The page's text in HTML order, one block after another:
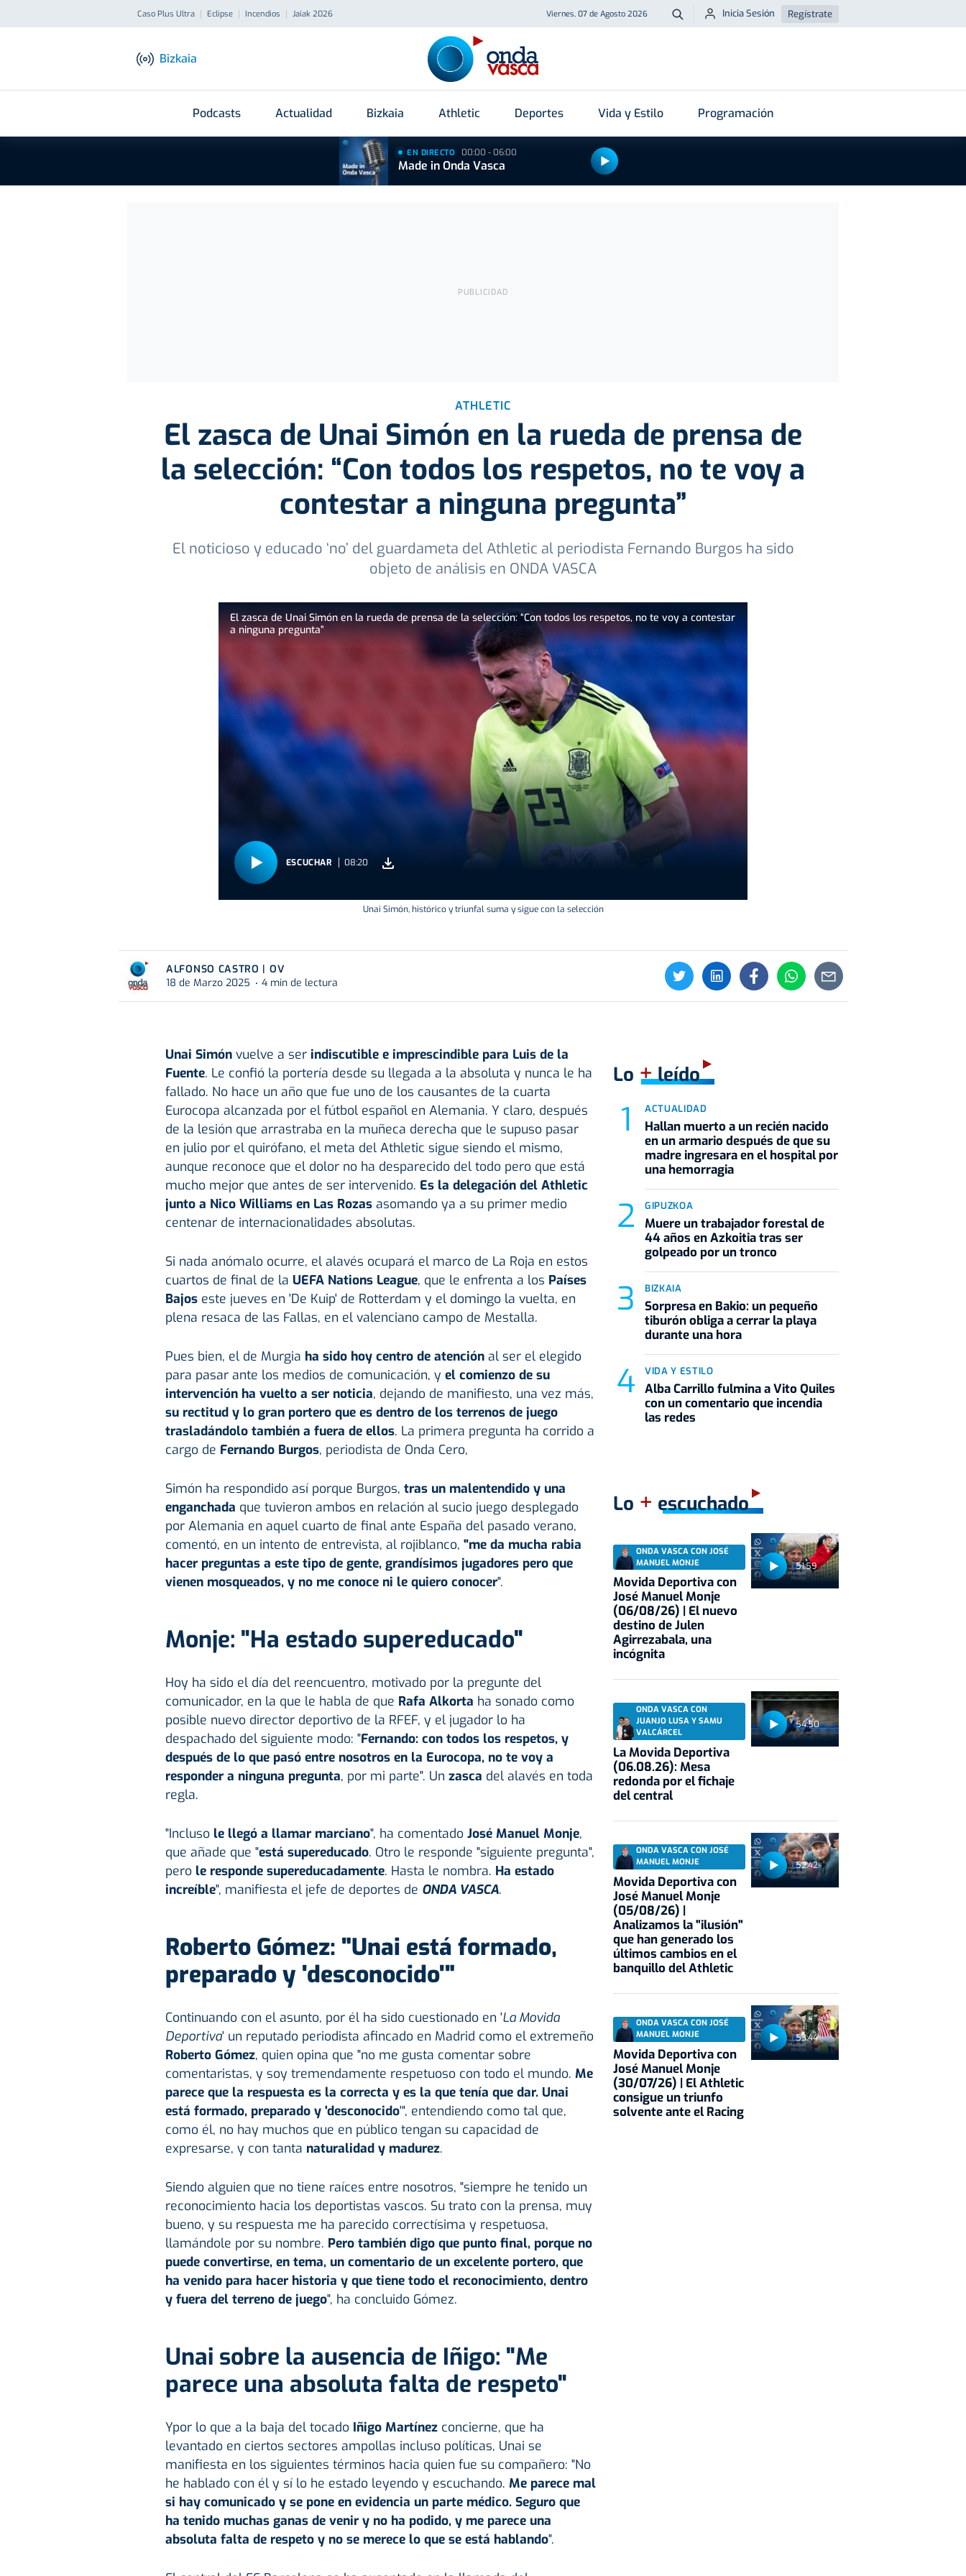
Caso Plus Ultra Eclipse Incendios Jaiak 2026 Viernes, 07 de Agosto 2026 Buscar
Inicia Sesión Regístrate
Bizkaia
Podcasts Actualidad Bizkaia Athletic Deportes Vida y Estilo Programación
EN DIRECTO 00:00 - 06:00
Made in Onda Vasca
ATHLETIC
El zasca de Unai Simón en la rueda de prensa de
la selección: “Con todos los respetos, no te voy a
contestar a ninguna pregunta”
El noticioso y educado ‘no’ del guardameta del Athletic al periodista Fernando Burgos ha sido
objeto de análisis en ONDA VASCA
El zasca de Unai Simón en la rueda de prensa de la selección: “Con todos los respetos, no te voy a contestar
a ninguna pregunta”
ESCUCHAR 08:20
Unai Simón, histórico y triunfal suma y sigue con la selección
ALFONSO CASTRO | OV
18 de Marzo 2025
4 min de lectura
Unai Simónvuelve a ser indiscutible e imprescindible para Luis de la
Fuente. Le confió la portería desde su llegada a la absoluta y nunca le ha
fallado. No hace un año que fue uno de los causantes de la cuarta
Eurocopa alcanzada por el fútbol español en Alemania. Y claro, después
de la lesión que arrastraba en la muñeca derecha que le supuso pasar
en julio por el quirófano, el meta del Athletic sigue siendo el mismo,
aunque reconoce que el dolor no ha desparecido del todo pero que está
mucho mejor que antes de ser intervenido. Es la delegación del Athletic
junto a Nico Williams en Las Rozasasomando ya a su primer medio
centenar de internacionalidades absolutas.
Si nada anómalo ocurre, el alavés ocupará el marco de La Roja en estos
cuartos de final de la UEFA Nations League, que le enfrenta a los Países
Bajoseste jueves en 'De Kuip' de Rotterdam y el domingo la vuelta, en
plena resaca de las Fallas, en el valenciano campo de Mestalla.
Pues bien, el de Murgia ha sido hoy centro de atenciónal ser el elegido
para pasar ante los medios de comunicación, y el comienzo de su
intervención ha vuelto a ser noticia, dejando de manifiesto, una vez más,
su rectitud y lo gran portero que es dentro de los terrenos de juego
trasladándolo también a fuera de ellos. La primera pregunta ha corrido a
cargo de Fernando Burgos, periodista de Onda Cero,
Simón ha respondido así porque Burgos, tras un malentendido y una
enganchada que tuvieron ambos en relación al sucio juego desplegado
por Alemania en aquel cuarto de final ante España del pasado verano,
comentó, en un intento de entrevista, al rojiblanco, "me da mucha rabia
hacer preguntas a este tipo de gente, grandísimos jugadores pero que
vienen mosqueados, y no me conoce ni le quiero conocer".
Monje: "Ha estado supereducado"
Hoy ha sido el día del reencuentro, motivado por la pregunte del
comunicador, en la que le habla de que Rafa Alkorta ha sonado como
posible nuevo director deportivo de la RFEF, y el jugador lo ha
despachado del siguiente modo: "Fernando: con todos los respetos, y
después de lo que pasó entre nosotros en la Eurocopa, no te voy a
responder a ninguna pregunta, por mi parte". Un zasca del alavés en toda
regla.
"Incluso le llegó a llamar marciano", ha comentado José Manuel Monje,
que añade que "está supereducado. Otro le responde "siguiente pregunta",
pero le responde supereducadamente. Hasta le nombra. Ha estado
increíble", manifiesta el jefe de deportes de ONDA VASCA.
Roberto Gómez: "Unai está formado,
preparado y 'desconocido'"
Continuando con el asunto, por él ha sido cuestionado en 'La Movida
Deportiva' un reputado periodista afincado en Madrid como el extremeño
Roberto Gómez, quien opina que "no me gusta comentar sobre
comentaristas, y soy tremendamente respetuoso con todo el mundo. Me
parece que la respuesta es la correcta y es la que tenía que dar. Unai
está formado, preparado y 'desconocido'", entendiendo como tal que,
como él, no hay muchos que en público tengan su capacidad de
expresarse, y con tanta naturalidad y madurez.
Siendo alguien que no tiene raíces entre nosotros, "siempre he tenido un
reconocimiento hacia los deportistas vascos. Su trato con la prensa, muy
bueno, y su respuesta me ha parecido correctísima y respetuosa,
llamándole por su nombre. Pero también digo que punto final, porque no
puede convertirse, en tema, un comentario de un excelente portero, que
ha venido para hacer historia y que tiene todo el reconocimiento, dentro
y fuera del terreno de juego", ha concluido Gómez.
Unai sobre la ausencia de Iñigo: "Me
parece una absoluta falta de respeto"
Ypor lo que a la baja del tocado Iñigo Martínezconcierne, que ha
levantado en ciertos sectores ampollas incluso políticas, Unai se
manifiesta en los siguientes términos hacia quien fue su compañero: "No
he hablado con él y sí lo he estado leyendo y escuchando. Me parece mal
si hay comunicado y se pone en evidencia un parte médico. Seguro que
ha tenido muchas ganas de venir y no ha podido, y me parece una
absoluta falta de respeto y no se merece lo que se está hablando".
Lo +leído
ACTUALIDAD
Hallan muerto a un recién nacido
en un armario después de que su
madre ingresara en el hospital por
una hemorragia
GIPUZKOA
Muere un trabajador forestal de
44 años en Azkoitia tras ser
golpeado por un tronco
BIZKAIA
Sorpresa en Bakio: un pequeño
tiburón obliga a cerrar la playa
durante una hora
VIDA Y ESTILO
Alba Carrillo fulmina a Vito Quiles
con un comentario que incendia
las redes
Lo + escuchado
51:59
ONDA VASCA CON JOSÉ
MANUEL MONJE
Movida Deportiva con
José Manuel Monje
(06/08/26) | El nuevo
destino de Julen
Agirrezabala, una
incógnita
54:50
ONDA VASCA CON
JUANJO LUSA Y SAMU
VALCÁRCEL
La Movida Deportiva
(06.08.26): Mesa
redonda por el fichaje
del central
52:42
ONDA VASCA CON JOSÉ
MANUEL MONJE
Movida Deportiva con
José Manuel Monje
(05/08/26) |
Analizamos la "ilusión"
que han generado los
últimos cambios en el
banquillo del Athletic
53:44
ONDA VASCA CON JOSÉ
MANUEL MONJE
Movida Deportiva con
José Manuel Monje
(30/07/26) | El Athletic
consigue un triunfo
solvente ante el Racing